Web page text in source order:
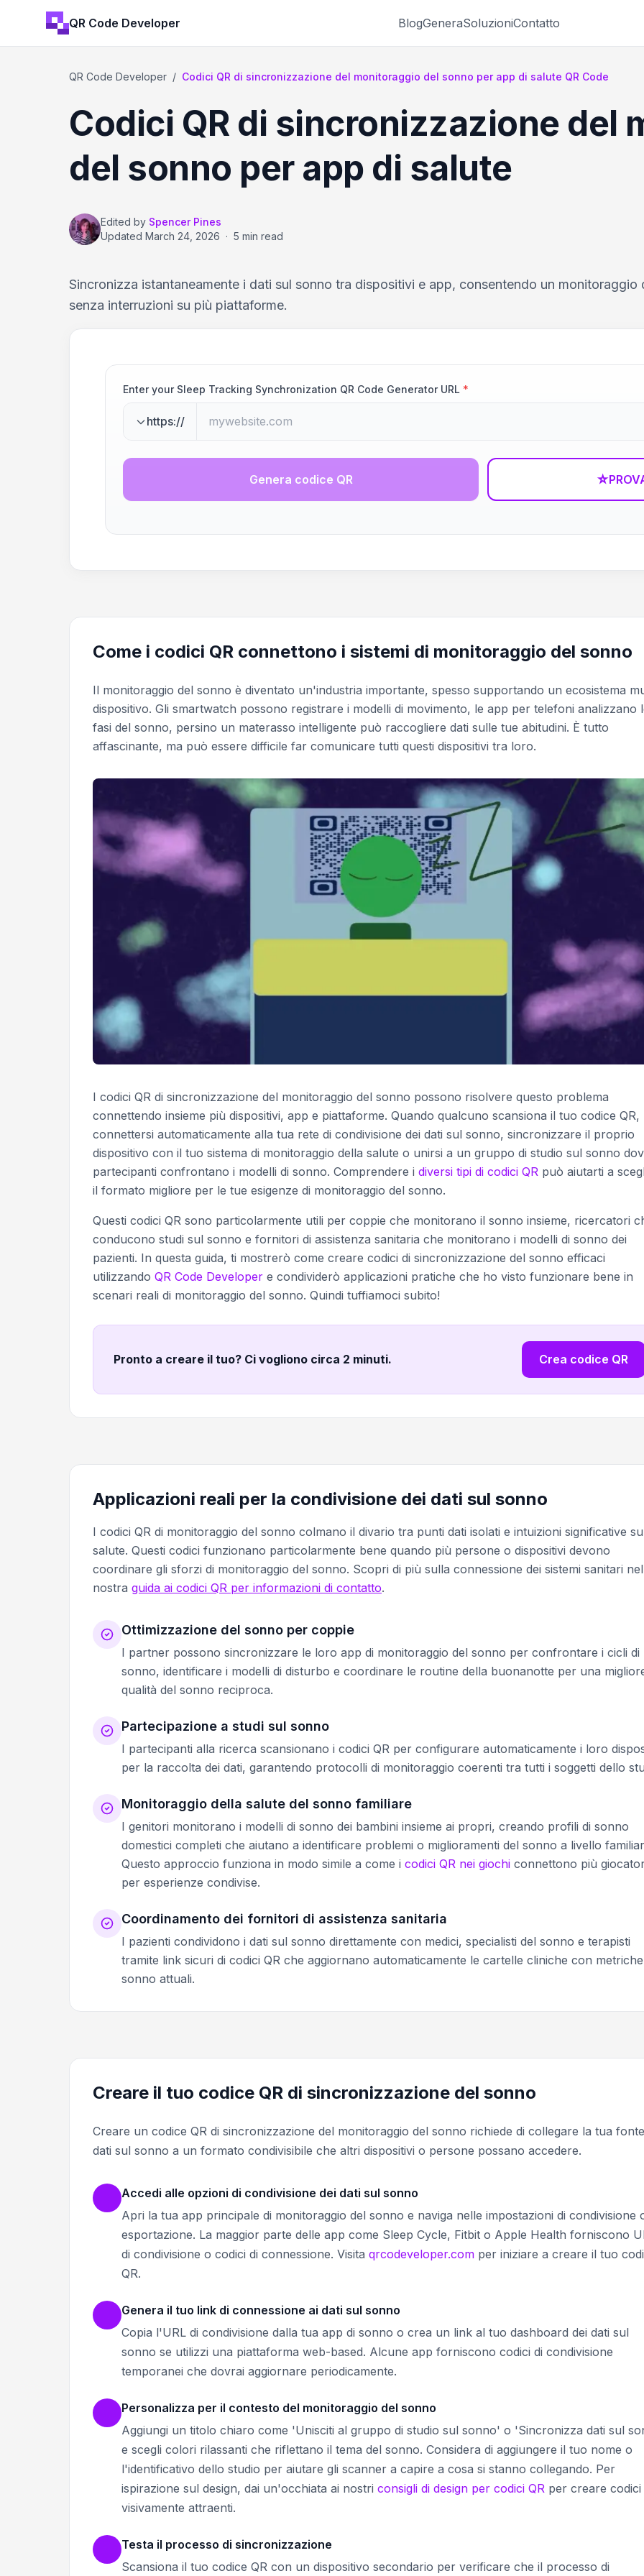
QR Code Developer BlogGeneraSoluzioniContatto
QR Code Developer / Codici QR di sincronizzazione del monitoraggio del sonno per app di salute QR Code
Codici QR di sincronizzazione del
del sonno per app di salute
Edited by Spencer Pines
Updated March 24, 2026 · 5 min read
Sincronizza istantaneamente i dati sul sonno tra dispositivi e app, consentendo un monitoraggio
senza interruzioni su più piattaforme.
Enter your Sleep Tracking Synchronization QR Code Generator URL *
https://
Genera codice QR ☆
Come i codici QR connettono i sistemi di monitoraggio del sonno
Il monitoraggio del sonno è diventato un'industria importante, spesso supportando un ecosistema
dispositivo. Gli smartwatch possono registrare i modelli di movimento, le app per telefoni analizzano
fasi del sonno, persino un materasso intelligente può raccogliere dati sulle tue abitudini. È tutto
affascinante, ma può essere difficile far comunicare tutti questi dispositivi tra loro.
I codici QR di sincronizzazione del monitoraggio del sonno possono risolvere questo problema
connettendo insieme più dispositivi, app e piattaforme. Quando qualcuno scansiona il tuo codice QR,
connettersi automaticamente alla tua rete di condivisione dei dati sul sonno, sincronizzare il proprio
dispositivo con il tuo sistema di monitoraggio della salute o unirsi a un gruppo di studio sul sonno
partecipanti confrontano i modelli di sonno. Comprendere i diversi tipi di codici QR può aiutarti a
il formato migliore per le tue esigenze di monitoraggio del sonno.
Questi codici QR sono particolarmente utili per coppie che monitorano il sonno insieme, ricercatori
conducono studi sul sonno e fornitori di assistenza sanitaria che monitorano i modelli di sonno dei
pazienti. In questa guida, ti mostrerò come creare codici di sincronizzazione del sonno efficaci
utilizzando QR Code Developer e condividerò applicazioni pratiche che ho visto funzionare bene in
scenari reali di monitoraggio del sonno. Quindi tuffiamoci subito!
Pronto a creare il tuo? Ci vogliono circa 2 minuti. Crea codice QR
Applicazioni reali per la condivisione dei dati sul sonno
I codici QR di monitoraggio del sonno colmano il divario tra punti dati isolati e intuizioni significative
salute. Questi codici funzionano particolarmente bene quando più persone o dispositivi devono
coordinare gli sforzi di monitoraggio del sonno. Scopri di più sulla connessione dei sistemi sanitari
nostra guida ai codici QR per informazioni di contatto.
Ottimizzazione del sonno per coppie
I partner possono sincronizzare le loro app di monitoraggio del sonno per confrontare i cicli di
sonno, identificare i modelli di disturbo e coordinare le routine della buonanotte per una
qualità del sonno reciproca.
Partecipazione a studi sul sonno
I partecipanti alla ricerca scansionano i codici QR per configurare automaticamente i loro
per la raccolta dei dati, garantendo protocolli di monitoraggio coerenti tra tutti i soggetti dello
Monitoraggio della salute del sonno familiare
I genitori monitorano i modelli di sonno dei bambini insieme ai propri, creando profili di sonno
domestici completi che aiutano a identificare problemi o miglioramenti del sonno a livello
Questo approccio funziona in modo simile a come i codici QR nei giochi connettono più
per esperienze condivise.
Coordinamento dei fornitori di assistenza sanitaria
I pazienti condividono i dati sul sonno direttamente con medici, specialisti del sonno e terapisti
tramite link sicuri di codici QR che aggiornano automaticamente le cartelle cliniche con
sonno attuali.
Creare il tuo codice QR di sincronizzazione del sonno
Creare un codice QR di sincronizzazione del monitoraggio del sonno richiede di collegare la tua
dati sul sonno a un formato condivisibile che altri dispositivi o persone possano accedere.
Accedi alle opzioni di condivisione dei dati sul sonno
Apri la tua app principale di monitoraggio del sonno e naviga nelle impostazioni di condivisione
esportazione. La maggior parte delle app come Sleep Cycle, Fitbit o Apple Health forniscono
di condivisione o codici di connessione. Visita qrcodeveloper.com per iniziare a creare il tuo
QR.
Genera il tuo link di connessione ai dati sul sonno
Copia l'URL di condivisione dalla tua app di sonno o crea un link al tuo dashboard dei dati sul
sonno se utilizzi una piattaforma web-based. Alcune app forniscono codici di condivisione
temporanei che dovrai aggiornare periodicamente.
Personalizza per il contesto del monitoraggio del sonno
Aggiungi un titolo chiaro come 'Unisciti al gruppo di studio sul sonno' o 'Sincronizza dati sul
e scegli colori rilassanti che riflettano il tema del sonno. Considera di aggiungere il tuo nome o
l'identificativo dello studio per aiutare gli scanner a capire a cosa si stanno collegando. Per
ispirazione sul design, dai un'occhiata ai nostri consigli di design per codici QR per creare codici
visivamente attraenti.
Testa il processo di sincronizzazione
Scansiona il tuo codice QR con un dispositivo secondario per verificare che il processo di